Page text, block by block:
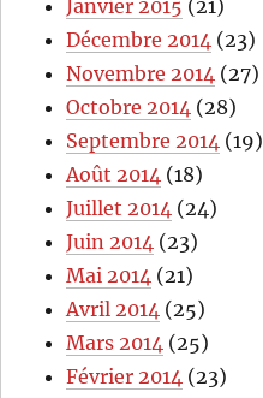
Janvier 2015 (21)
Décembre 2014 (23)
Novembre 2014 (27)
Octobre 2014 (28)
Septembre 2014 (19)
Août 2014 (18)
Juillet 2014 (24)
Juin 2014 (23)
Mai 2014 (21)
Avril 2014 (25)
Mars 2014 (25)
Février 2014 (23)